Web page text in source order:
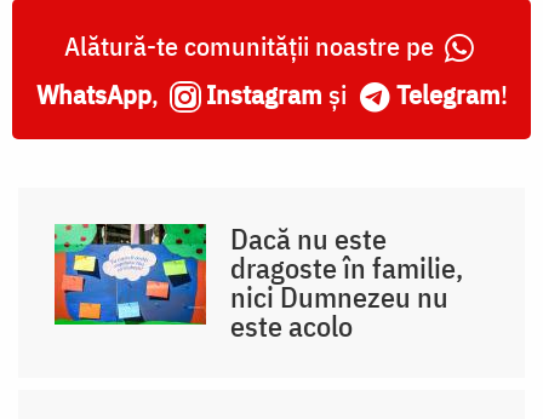
Alătură-te comunității noastre pe
WhatsApp, Instagram și Telegram!
Dacă nu este
dragoste în familie,
nici Dumnezeu nu
este acolo